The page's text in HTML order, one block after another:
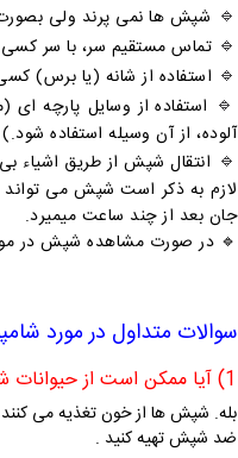
🔹 شپش ها نمی پرند ولی بصورت
🔹 تماس مستقیم سر، با سر
🔹 استفاده از شانه (یا برس)
🔹 استفاده از وسایل پارچه
آلوده، از آن وسیله استفاده شود.)
🔹 انتقال شپش از طریق اشیاء
لازم به ذکر است شپش می تواند
جان بعد از چند ساعت میمیرد.
🔹 در صورت مشاهده شپش در مو
سوالات متداول در مورد
1) آیا ممکن است از حیوانات شپش بگیریم؟
بله. شپش ها از خون تغذیه می کنند
ضد شپش تهیه کنید .